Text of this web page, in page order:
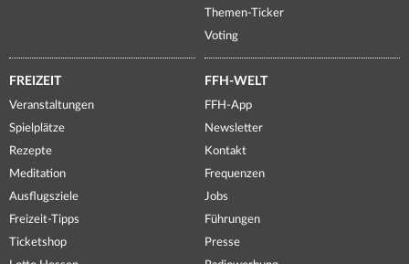
Themen-Ticker
Voting
FREIZEIT
Veranstaltungen
Spielplätze
Rezepte
Meditation
Ausflugsziele
Freizeit-Tipps
Ticketshop
FFH-WELT
FFH-App
Newsletter
Kontakt
Frequenzen
Jobs
Führungen
Presse